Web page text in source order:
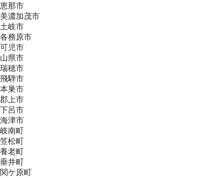
恵那市
美濃加茂市
土岐市
各務原市
可児市
山県市
瑞穂市
飛騨市
本巣市
郡上市
下呂市
海津市
岐南町
笠松町
養老町
垂井町
関ケ原町